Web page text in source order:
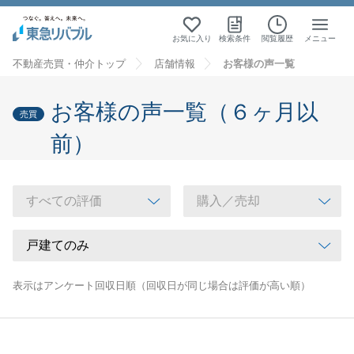
お気に入り 検索条件 閲覧履歴 メニュー
不動産売買・仲介トップ 店舗情報 お客様の声一覧
売買
お客様の声一覧（６ヶ月以
前）
表示はアンケート回収日順（回収日が同じ場合は評価が高い順）